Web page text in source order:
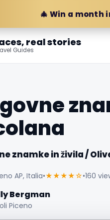
🎄 Win a month
real stories
Guides
znamke in živila /
AP, Italia•★★★★☆•160
Bergman
Piceno